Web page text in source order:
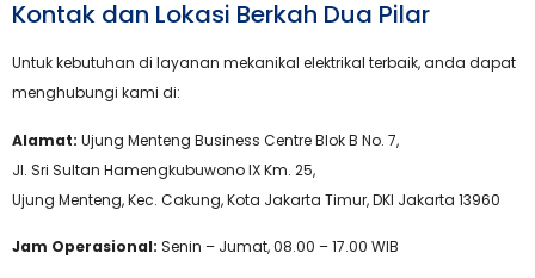
Kontak dan Lokasi Berkah Dua Pilar
Untuk kebutuhan di layanan mekanikal elektrikal terbaik, anda dapat
menghubungi kami di:
Alamat: Ujung Menteng Business Centre Blok B No. 7,
Jl. Sri Sultan Hamengkubuwono IX Km. 25,
Ujung Menteng, Kec. Cakung, Kota Jakarta Timur, DKI Jakarta 13960
Jam Operasional: Senin – Jumat, 08.00 – 17.00 WIB